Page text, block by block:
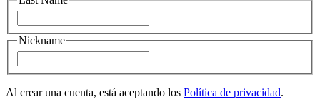
Nickname
Al crear una cuenta, está aceptando los Política de privacidad.